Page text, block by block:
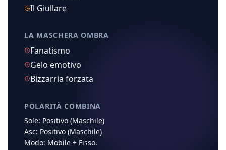
Il Giullare
LA MASCHERA OMBRA
Fanatismo
Gelo emotivo
Bizzarria forzata
POLARITÀ COMBINA
Sole: Positivo (Maschile)
Asc: Positivo (Maschile)
Modo: Mobile + Fisso.